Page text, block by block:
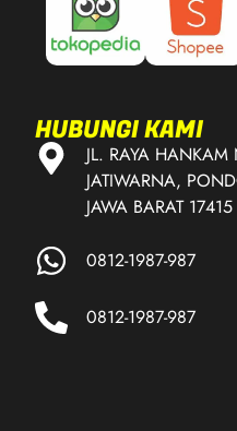
HUBUNGI KAMI
JL. RAYA
JATIWARNA,
JAWA BARAT 17415
0812-1987-987
0812-1987-987